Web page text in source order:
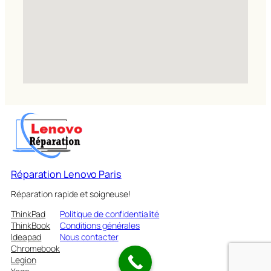
Réparation Lenovo Paris
Réparation rapide et soigneuse!
ThinkPad
ThinkBook
Ideapad
Chromebook
Legion
Politique de confidentialité
Conditions générales
Nous contacter